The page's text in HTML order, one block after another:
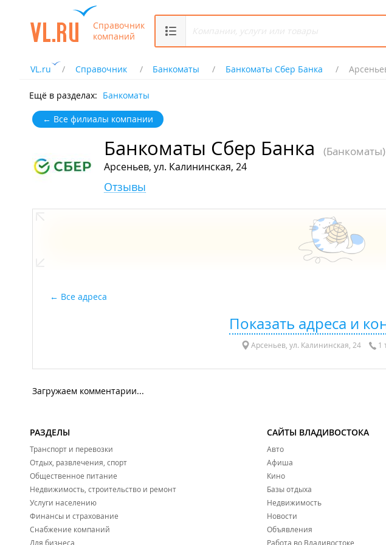
Справочник
компаний
VL.ru Справочник Банкоматы Банкоматы Сбер Банка
Ещё в разделах: Банкоматы
← Все филиалы компании
Банкоматы Сбер Банка (Банкоматы)
Арсеньев, ул. Калининская, 24
Отзывы
Все адреса
Показать адреса и
Арсеньев, ул. Калининская, 24 1
Загружаем комментарии...
РАЗДЕЛЫ
Транспорт и перевозки
Отдых, развлечения, спорт
Общественное питание
Недвижимость, строительство и ремонт
Услуги населению
Финансы и страхование
Снабжение компаний
Для бизнеса
САЙТЫ ВЛАДИВОСТОКА
Авто
Афиша
Кино
Базы отдыха
Недвижимость
Новости
Объявления
Работа во Владивостоке